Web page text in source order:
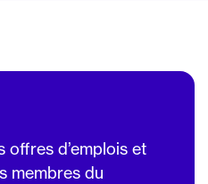
offres d’emplois et
membres du